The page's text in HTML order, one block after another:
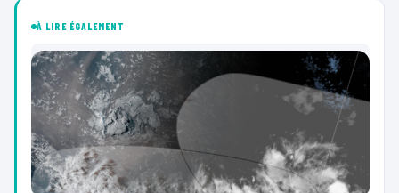
À LIRE ÉGALEMENT